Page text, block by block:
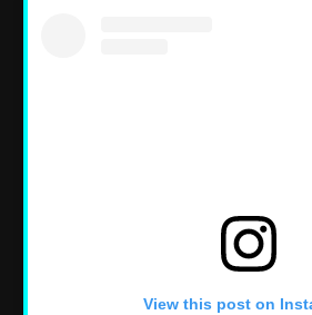
View this post on